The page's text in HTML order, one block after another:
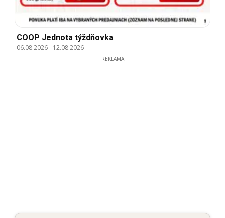
COOP Jednota týždňovka
06.08.2026- 12.08.2026
REKLAMA